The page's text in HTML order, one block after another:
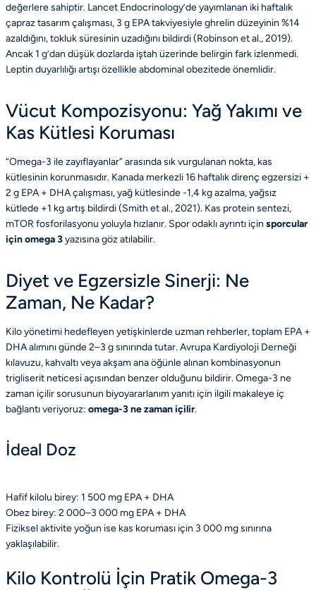
değerlere sahiptir. Lancet Endocrinology’de yayımlanan iki haftalık
çapraz tasarım çalışması, 3 g EPA takviyesiyle ghrelin düzeyinin %14
azaldığını, tokluk süresinin uzadığını bildirdi (Robinson et al., 2019).
Ancak 1 g’dan düşük dozlarda iştah üzerinde belirgin fark izlenmedi.
Leptin duyarlılığı artışı özellikle abdominal obezitede önemlidir.
Vücut Kompozisyonu: Yağ Yakımı ve
Kas Kütlesi Koruması
“Omega-3 ile zayıflayanlar” arasında sık vurgulanan nokta, kas
kütlesinin korunmasıdır. Kanada merkezli 16 haftalık direnç egzersizi +
2 g EPA + DHA çalışması, yağ kütlesinde -1,4 kg azalma, yağsız
kütlede +1 kg artış bildirdi (Smith et al., 2021). Kas protein sentezi,
mTOR fosforilasyonu yoluyla hızlanır. Spor odaklı ayrıntı için sporcular
için omega 3yazısına göz atılabilir.
Diyet ve Egzersizle Sinerji: Ne
Zaman, Ne Kadar?
Kilo yönetimi hedefleyen yetişkinlerde uzman rehberler, toplam EPA +
DHA alımını günde 2–3 g sınırında tutar. Avrupa Kardiyoloji Derneği
kılavuzu, kahvaltı veya akşam ana öğünle alınan kombinasyonun
trigliserit neticesi açısından benzer olduğunu bildirir.Omega-3 ne
zaman içilirsorusunun biyoyararlanım yanıtı için ilgili makaleye iç
bağlantı veriyoruz: omega-3 ne zaman içilir.
İdeal Doz
Hafif kilolu birey: 1 500 mg EPA + DHA
Obez birey: 2 000–3 000 mg EPA + DHA
Fiziksel aktivite yoğun ise kas koruması için 3 000 mg sınırına
yaklaşılabilir.
Kilo Kontrolü İçin Pratik Omega-3